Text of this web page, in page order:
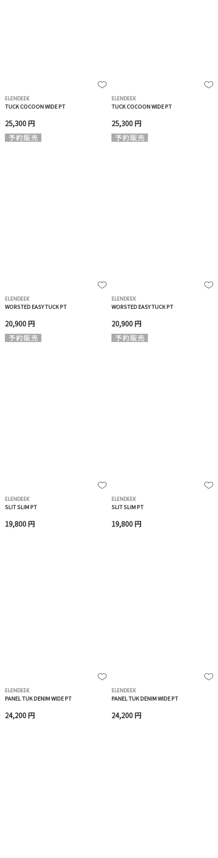
ELENDEEK
TUCK COCOON WIDE PT
25,300 円
ELENDEEK
TUCK COCOON WIDE PT
25,300 円
ELENDEEK
WORSTED EASY TUCK PT
20,900 円
ELENDEEK
WORSTED EASY TUCK PT
20,900 円
ELENDEEK
SLIT SLIM PT
19,800 円
ELENDEEK
SLIT SLIM PT
19,800 円
ELENDEEK
PANEL TUK DENIM WIDE PT
24,200 円
ELENDEEK
PANEL TUK DENIM WIDE PT
24,200 円